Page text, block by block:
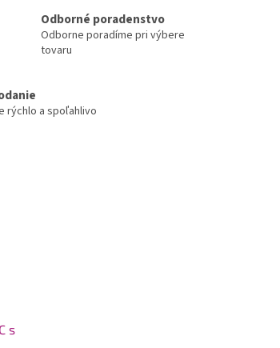
Odborné poradenstvo
Odborne poradíme pri výbere
tovaru
rýchlo a spoľahlivo
s